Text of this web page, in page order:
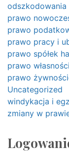
prawo
prawo
prawo pracy i
prawo spółek
prawo
prawo
Uncategorized
windykacja i
zmiany w